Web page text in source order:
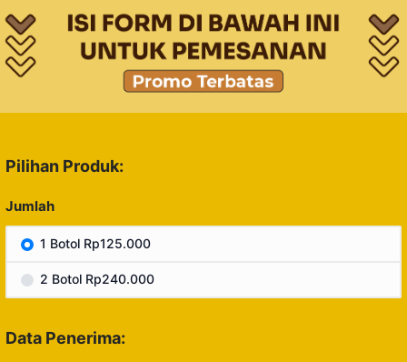
Pilihan Produk:
Jumlah
1 Botol Rp125.000
2 Botol Rp240.000
Data Penerima: